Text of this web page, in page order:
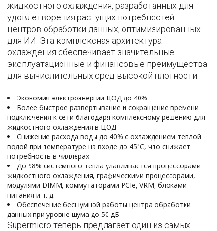
жидкостного охлаждения, разработанных для
удовлетворения растущих потребностей
центров обработки данных, оптимизированных
для ИИ. Эта комплексная архитектура
охлаждения обеспечивает значительные
эксплуатационные и финансовые преимущества
для вычислительных сред высокой плотности.
Экономия электроэнергии ЦОД до 40%
Более быстрое развертывание и сокращение времени
подключения к сети благодаря комплексному решению для
жидкостного охлаждения в ЦОД
Снижение расхода воды до 40% с охлаждением теплой
водой при температуре на входе до 45°C, что снижает
потребность в чиллерах
До 98% системного тепла улавливается процессорами
жидкостного охлаждения, графическими процессорами,
модулями DIMM, коммутаторами PCIe, VRM, блоками
питания и т. д.
Обеспечение бесшумной работы центра обработки
данных при уровне шума до 50 дБ
Supermicro теперь предлагает один из самых